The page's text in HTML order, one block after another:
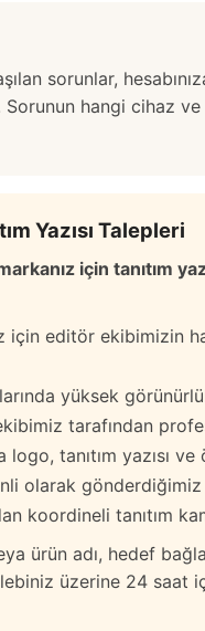
sorunlar,
hangi cihaz ve
Yazısı Talepleri
için tanıtım
için editör ekibimizin
yüksek
tarafından
tanıtım yazısı
olarak gönderdiğimiz
koordineli tanıtım
ürün adı, hedef
üzerine 24 saat